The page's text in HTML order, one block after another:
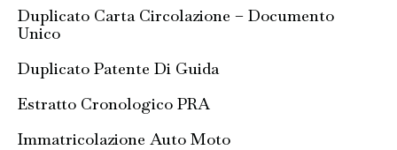
Duplicato Carta Circolazione – Documento
Unico
Duplicato Patente Di Guida
Estratto Cronologico PRA
Immatricolazione Auto Moto